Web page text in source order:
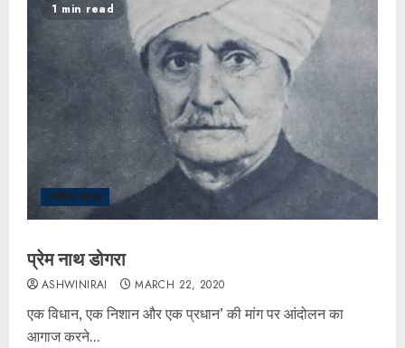
1 min read
साहित्य संग्रह
प्रेम नाथ डोगरा
ASHWINIRAI MARCH 22, 2020
एक विधान, एक निशान और एक प्रधान’ की मांग पर आंदोलन का
आगाज करने...